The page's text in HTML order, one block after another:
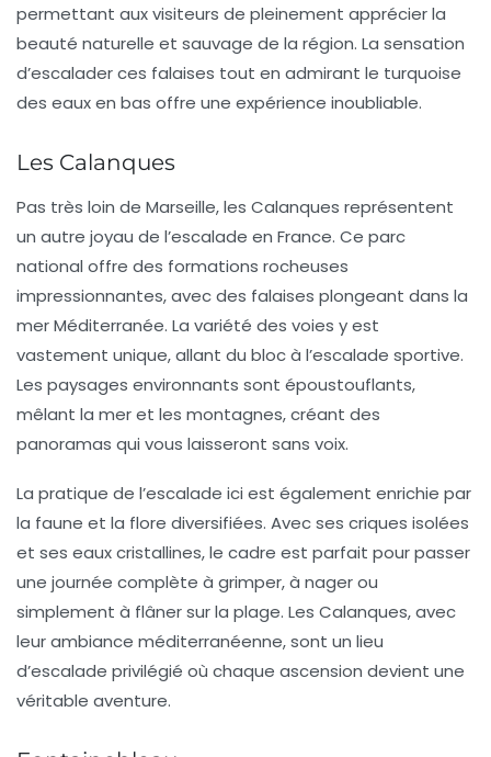
permettant aux visiteurs de pleinement apprécier la
beauté naturelle et sauvage de la région. La sensation
d’escalader ces falaises tout en admirant le turquoise
des eaux en bas offre une expérience inoubliable.
Les Calanques
Pas très loin de Marseille, les Calanques représentent
un autre joyau de l’escalade en France. Ce parc
national offre des formations rocheuses
impressionnantes, avec des falaises plongeant dans la
mer Méditerranée. La variété des voies y est
vastement unique, allant du bloc à l’escalade sportive.
Les paysages environnants sont époustouflants,
mêlant la mer et les montagnes, créant des
panoramas qui vous laisseront sans voix.
La pratique de l’escalade ici est également enrichie par
la faune et la flore diversifiées. Avec ses criques isolées
et ses eaux cristallines, le cadre est parfait pour passer
une journée complète à grimper, à nager ou
simplement à flâner sur la plage. Les Calanques, avec
leur ambiance méditerranéenne, sont un lieu
d’escalade privilégié où chaque ascension devient une
véritable aventure.